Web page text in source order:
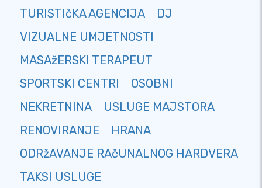
TURISTIčKA AGENCIJA
DJ
VIZUALNE UMJETNOSTI
MASAžERSKI TERAPEUT
SPORTSKI CENTRI
OSOBNI
NEKRETNINA
USLUGE MAJSTORA
RENOVIRANJE
HRANA
ODRžAVANJE RAčUNALNOG HARDVERA
TAKSI USLUGE